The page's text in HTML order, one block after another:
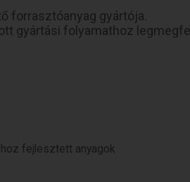
forrasztóanyag gyártója.
gyártási folyamathoz
fejlesztett anyagok